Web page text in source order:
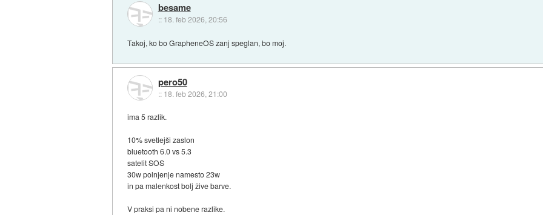
besame
:: 18. feb 2026, 20:56
Takoj, ko bo GrapheneOS zanj speglan, bo moj.
pero50
:: 18. feb 2026, 21:00
ima 5 razlik.
10% svetlejši zaslon
bluetooth 6.0 vs 5.3
satelit SOS
30w polnjenje namesto 23w
in pa malenkost bolj žive barve.
V praksi pa ni nobene razlike.